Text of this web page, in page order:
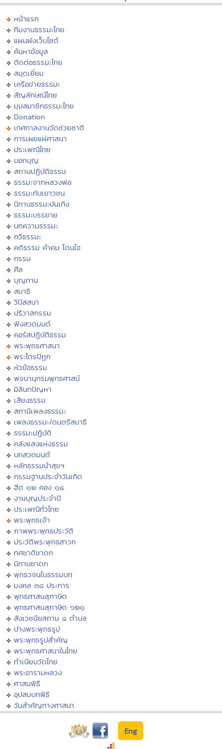
หน้าแรก
ทีมงานธรรมะไทย
แผนผังเว็บไซต์
ค้นหาข้อมูล
ติดต่อธรรมะไทย
สมุดเยี่ยม
เครือข่ายธรรมะ
สัญลักษณ์ไทย
มุมสมาชิกธรรมะไทย
Donation
เทศกาลงานวัดช่วยชาติ
การเผยแผ่ศาสนา
ประเพณีไทย
บอกบุญ
สถานปฏิบัติธรรม
ธรรมะจากหลวงพ่อ
ธรรมะกับเยาวชน
นิทานธรรมะบันเทิง
ธรรมะบรรยาย
บทความธรรมะ
กวีธรรมะ
คติธรรม คำคม โดนใจ
กรรม
ศีล
บุญทาน
สมาธิ
วิปัสสนา
ปริวาสกรรม
ฟังสวดมนต์
คอร์สปฏิบัติธรรม
พระพุทธศาสนา
พระไตรปิฏก
หัวข้อธรรม
พจนานุกรมพุทธศาสน์
มิลินทปัญหา
เสียงธรรม
สถานีเพลงธรรมะ
เพลงธรรมะ/ดนตรีสมาธิ
ธรรมะปฏิบัติ
คลังแสงแห่งธรรม
บทสวดมนต์
หลักธรรมนำสุขฯ
กรรมฐานประจำวันเกิด
ฮีต ๑๒ คอง ๑๔
งานบุญประจำปี
ประเพณีทั่วไทย
พระพุทธเจ้า
ภาพพระพุทธประวัติ
ประวัติพระพุทธสาวก
ทศชาติชาดก
นิทานชาดก
พุทธวจนในธรรมบท
มงคล ๓๘ ประการ
พุทธศาสนสุภาษิต
พุทธศาสนสุภาษิต ๖๒๑
สังเวชนียสถาน ๔ ตำบล
ปางพระพุทธรูป
พระพุทธรูปสำคัญ
พระพุทธศาสนาในไทย
ทำเนียบวัดไทย
พระอารามหลวง
ศาสนพิธี
อุปสมบทพิธี
วันสำคัญทางศาสนา
Eng